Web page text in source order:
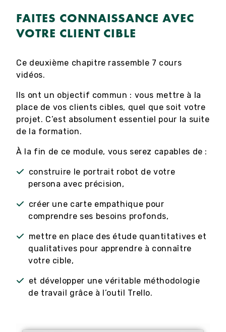
FAITES CONNAISSANCE AVEC
VOTRE CLIENT CIBLE
Ce deuxième chapitre rassemble 7 cours
vidéos.
Ils ont un objectif commun : vous mettre à la
place de vos clients cibles, quel que soit votre
projet. C’est absolument essentiel pour la suite
de la formation.
À la fin de ce module, vous serez capables de :
construire le portrait robot de votre
persona avec précision,
créer une carte empathique pour
comprendre ses besoins profonds,
mettre en place des étude quantitatives et
qualitatives pour apprendre à connaître
votre cible,
et développer une véritable méthodologie
de travail grâce à l’outil Trello.